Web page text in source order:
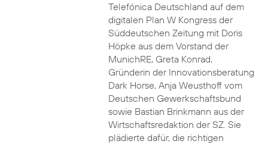
Telefónica Deutschland auf dem
digitalen Plan W Kongress der
Süddeutschen Zeitung mit Doris
Höpke aus dem Vorstand der
MunichRE, Greta Konrad,
Gründerin der Innovationsberatung
Dark Horse, Anja Weusthoff vom
Deutschen Gewerkschaftsbund
sowie Bastian Brinkmann aus der
Wirtschaftsredaktion der SZ. Sie
plädierte dafür, die richtigen